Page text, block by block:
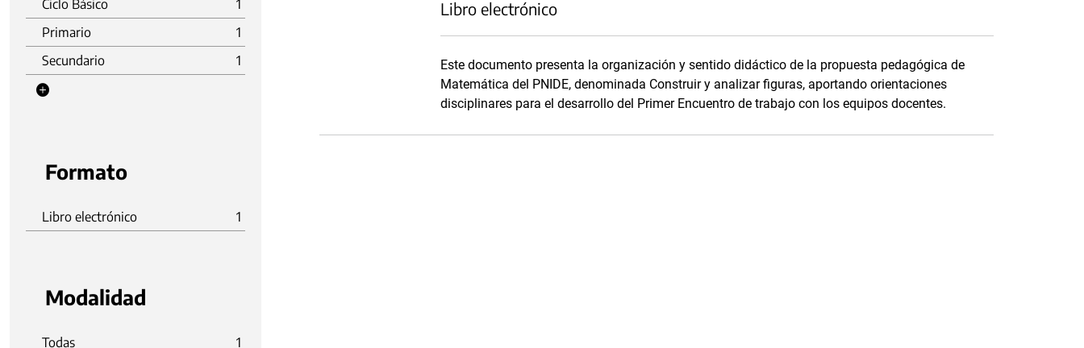
Ciclo Básico
1
Primario
1
Secundario
1
Formato
Libro electrónico 1
Modalidad
Todas 1
Libro electrónico
Este documento presenta la organización y sentido didáctico de la propuesta pedagógica de
Matemática del PNIDE, denominada Construir y analizar figuras, aportando orientaciones
disciplinares para el desarrollo del Primer Encuentro de trabajo con los equipos docentes.